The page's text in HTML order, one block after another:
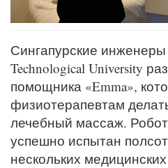
Сингапурские инженеры
Technological University
помощника «Emma»,
физиотерапевтам
лечебный массаж.
успешно испытан
нескольких